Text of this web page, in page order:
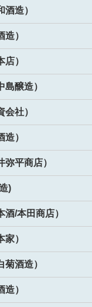
造）
）
）
醸造）
社）
）
平商店）
)
/本田商店）
）
酒造）
）